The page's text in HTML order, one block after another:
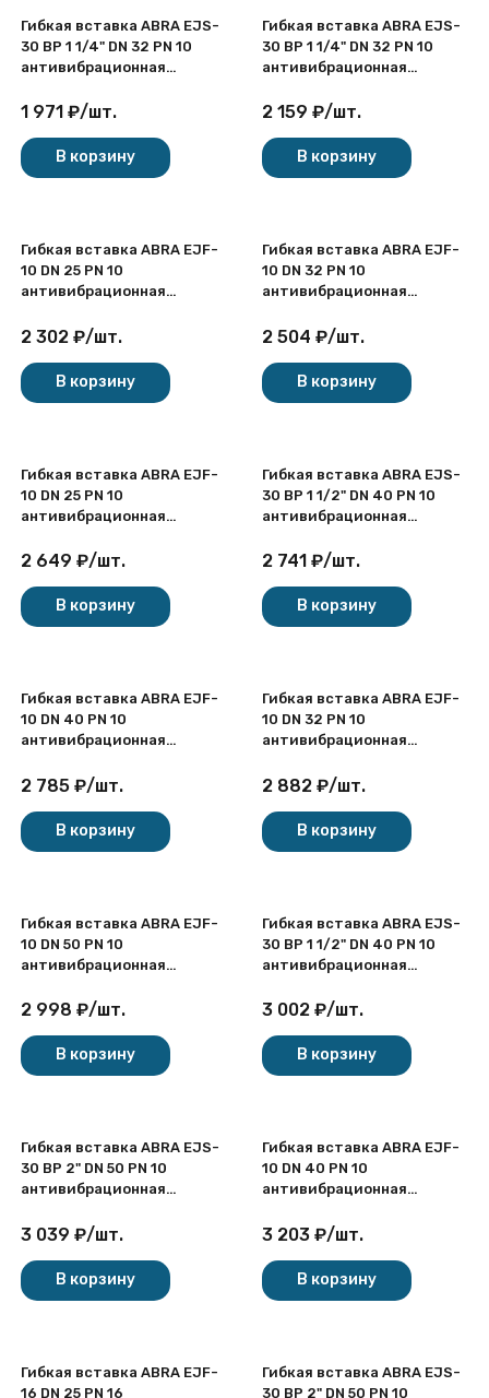
Гибкая вставка ABRA EJS-
30 ВР 1 1/4" DN 32 PN 10
антивибрационная
1 971 ₽/шт.
В корзину
Гибкая вставка ABRA EJS-
30 ВР 1 1/4" DN 32 PN 10
антивибрационная
2 159 ₽/шт.
В корзину
Гибкая вставка ABRA EJF-
10 DN 25 PN 10
антивибрационная
2 302 ₽/шт.
В корзину
Гибкая вставка ABRA EJF-
10 DN 32 PN 10
антивибрационная
2 504 ₽/шт.
В корзину
Гибкая вставка ABRA EJF-
10 DN 25 PN 10
антивибрационная
2 649 ₽/шт.
В корзину
Гибкая вставка ABRA EJS-
30 ВР 1 1/2" DN 40 PN 10
антивибрационная
2 741 ₽/шт.
В корзину
Гибкая вставка ABRA EJF-
10 DN 40 PN 10
антивибрационная
2 785 ₽/шт.
В корзину
Гибкая вставка ABRA EJF-
10 DN 32 PN 10
антивибрационная
2 882 ₽/шт.
В корзину
Гибкая вставка ABRA EJF-
10 DN 50 PN 10
антивибрационная
2 998 ₽/шт.
В корзину
Гибкая вставка ABRA EJS-
30 ВР 1 1/2" DN 40 PN 10
антивибрационная
3 002 ₽/шт.
В корзину
Гибкая вставка ABRA EJS-
30 ВР 2" DN 50 PN 10
антивибрационная
3 039 ₽/шт.
В корзину
Гибкая вставка ABRA EJF-
10 DN 40 PN 10
антивибрационная
3 203 ₽/шт.
В корзину
Гибкая вставка ABRA EJF-
16 DN 25 PN 16
Гибкая вставка ABRA EJS-
30 ВР 2" DN 50 PN 10